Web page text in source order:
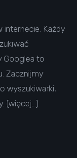
internecie. Każdy
Googlea to
Zacznijmy
wyszukiwarki,
(więcej…)